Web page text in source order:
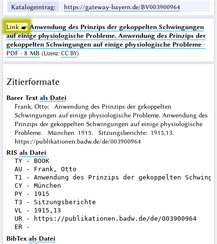
Katalogeintrag: https://gateway-bayern.de/BV003900964
Link ☛ Anwendung des Prinzips der gekoppelten Schwingungen
auf einige physiologische Probleme. Anwendung des Prinzips der
gekoppelten Schwingungen auf einige physiologische Probleme·
PDF · 8 MB (Lizenz: CC BY)
Zitierformate
Barer Text als Datei
Frank, Otto: Anwendung des Prinzips der gekoppelten
Schwingungen auf einige physiologische Probleme. Anwendung des
Prinzips der gekoppelten Schwingungen auf einige physiologische
Probleme. München 1915. Sitzungsberichte: 1915,13.
https://publikationen.badw.de/de/003900964
RIS als Datei
TY - BOOK
AU - Frank, Otto
T1 - Anwendung des Prinzips der gekoppelten
CY - München
PY - 1915
T3 - Sitzungsberichte
VL - 1915,13
UR - https://publikationen.badw.de/de/003900964
BibTex als Datei